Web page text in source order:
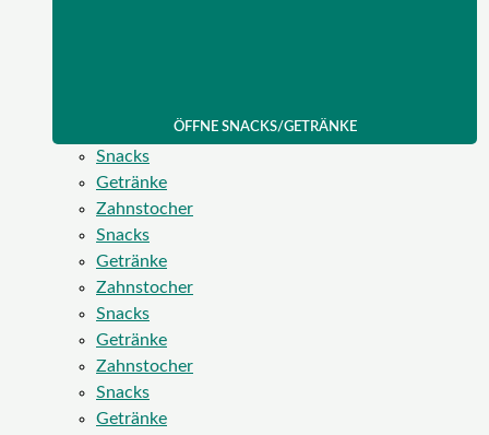
ÖFFNE SNACKS/GETRÄNKE
Snacks
Getränke
Zahnstocher
Snacks
Getränke
Zahnstocher
Snacks
Getränke
Zahnstocher
Snacks
Getränke